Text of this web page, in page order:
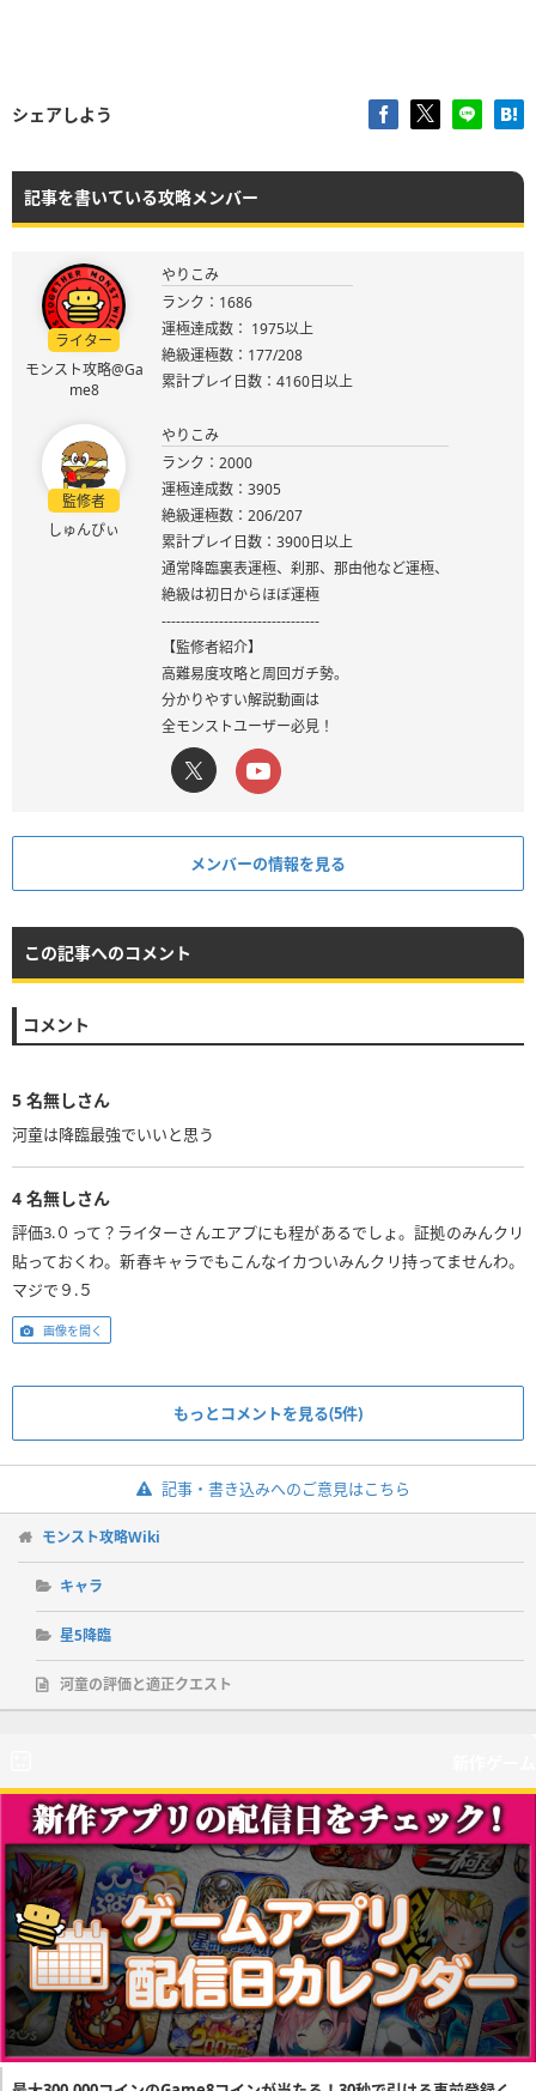
シェアしよう
記事を書いている攻略メンバー
ライター
モンスト攻略@Ga
me8
やりこみ
ランク：1686
運極達成数： 1975以上
絶級運極数：177/208
累計プレイ日数：4160日以上
監修者
しゅんぴぃ
やりこみ
ランク：2000
運極達成数：3905
絶級運極数：206/207
累計プレイ日数：3900日以上
通常降臨裏表運極、刹那、那由他など運極、
絶級は初日からほぼ運極
---------------------------------
【監修者紹介】
高難易度攻略と周回ガチ勢。
分かりやすい解説動画は
全モンストユーザー必見！
メンバーの情報を見る
この記事へのコメント
コメント
5 名無しさん
河童は降臨最強でいいと思う
4 名無しさん
評価3.０って？ライターさんエアプにも程があるでしょ。証拠のみんクリ
貼っておくわ。新春キャラでもこんなイカついみんクリ持ってませんわ。
マジで９.５
画像を開く
もっとコメントを見る(5件)
記事・書き込みへのご意見はこちら
モンスト攻略Wiki
キャラ
星5降臨
河童の評価と適正クエスト